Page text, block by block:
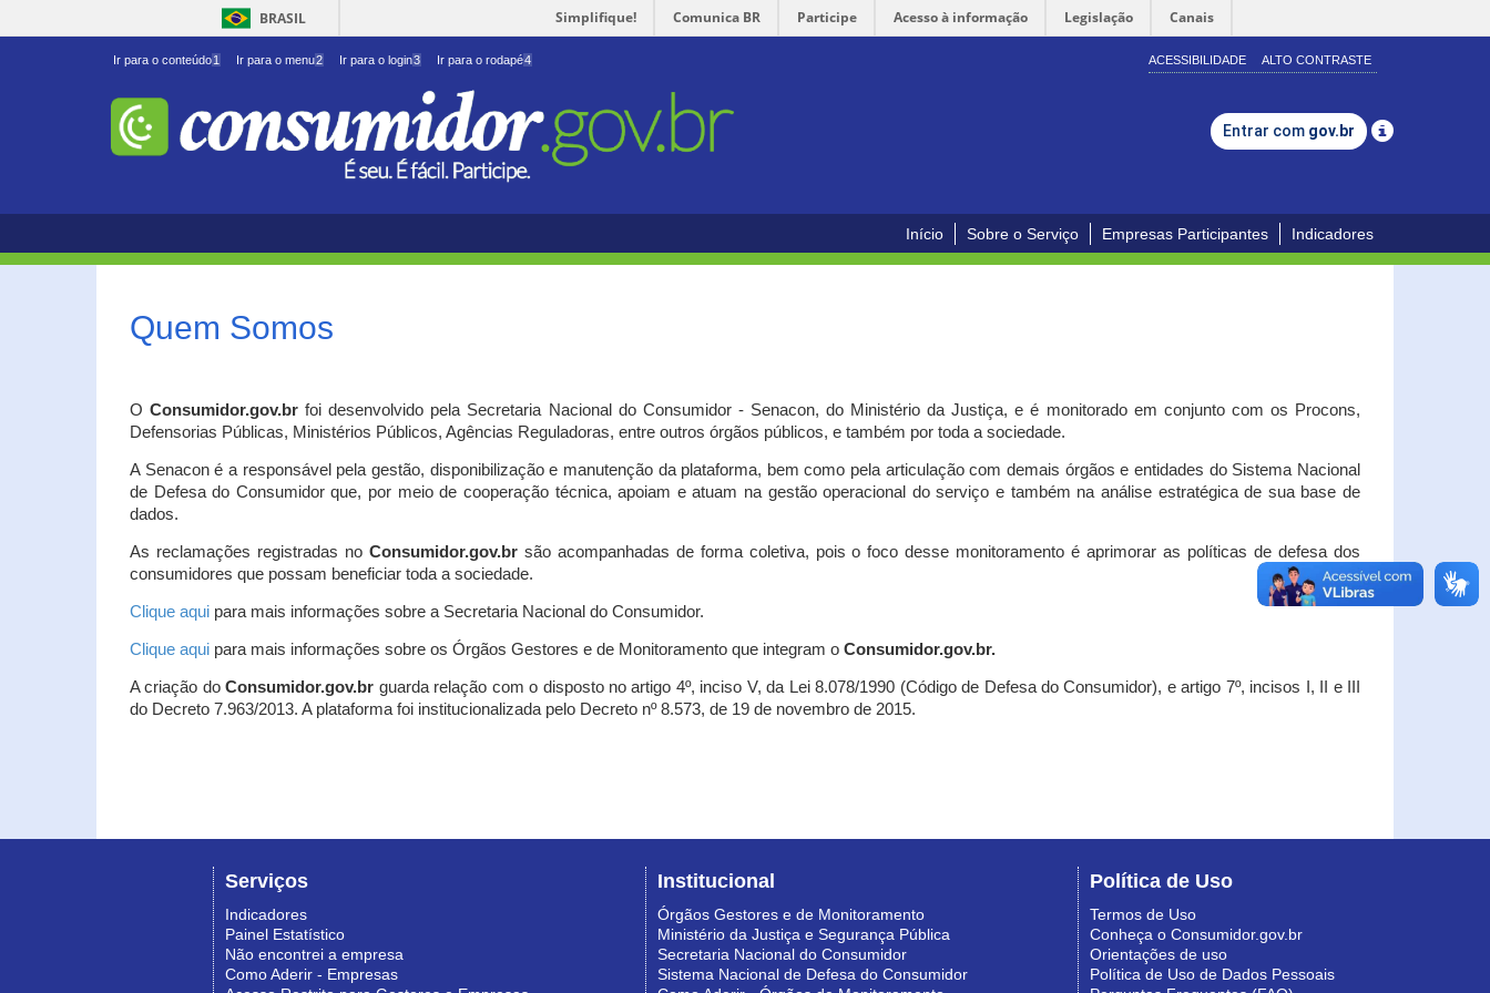
BRASIL Simplifique! Comunica BR Participe Acesso à informação Legislação Canais
Ir para o conteúdo1 Ir para o menu2 Ir para o login3 Ir para o rodapé4 ACESSIBILIDADE ALTO CONTRASTE
Entrar com gov.br
Início Sobre o Serviço Empresas Participantes Indicadores
Quem Somos
OConsumidor.gov.br foi desenvolvido pela Secretaria Nacional do Consumidor - Senacon, do Ministério da Justiça, e é monitorado em conjunto com os Procons,
Defensorias Públicas, Ministérios Públicos, Agências Reguladoras, entre outros órgãos públicos, e também por toda a sociedade.
A Senacon é a responsável pela gestão, disponibilização e manutenção da plataforma, bem como pela articulação com demais órgãos e entidades do Sistema Nacional
de Defesa do Consumidor que, por meio de cooperação técnica, apoiam e atuam na gestão operacional do serviço e também na análise estratégica de sua base de
dados.
As reclamações registradas no Consumidor.gov.brsão acompanhadas de forma coletiva, pois o foco desse monitoramento é aprimorar as políticas de defesa dos
consumidores que possam beneficiar toda a sociedade.
Clique aqui para mais informações sobre a Secretaria Nacional do Consumidor.
Clique aqui para mais informações sobre os Órgãos Gestores e de Monitoramento que integram o Consumidor.gov.br.
A criação doConsumidor.gov.br guarda relação com o disposto no artigo 4º, inciso V, da Lei 8.078/1990 (Código de Defesa do Consumidor), e artigo 7º, incisos I, II e III
do Decreto 7.963/2013. A plataforma foi institucionalizada pelo Decreto nº 8.573, de 19 de novembro de 2015.
Serviços
Indicadores
Painel Estatístico
Não encontrei a empresa
Como Aderir - Empresas
Institucional
Órgãos Gestores e de Monitoramento
Ministério da Justiça e Segurança Pública
Secretaria Nacional do Consumidor
Sistema Nacional de Defesa do Consumidor
Política de Uso
Termos de Uso
Conheça o Consumidor.gov.br
Orientações de uso
Política de Uso de Dados Pessoais